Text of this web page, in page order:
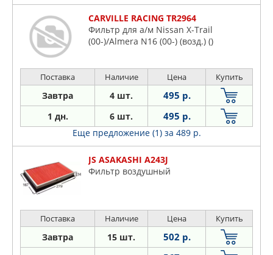
CARVILLE RACING TR2964
Фильтр для а/м Nissan X-Trail
(00-)/Almera N16 (00-) (возд.) ()
Поставка Наличие Цена Купить
Завтра 4 шт. 495 р.
1 дн. 6 шт. 495 р.
Еще предложение (1) за 489 р.
JS ASAKASHI A243J
Фильтр воздушный
Поставка Наличие Цена Купить
Завтра 15 шт. 502 р.